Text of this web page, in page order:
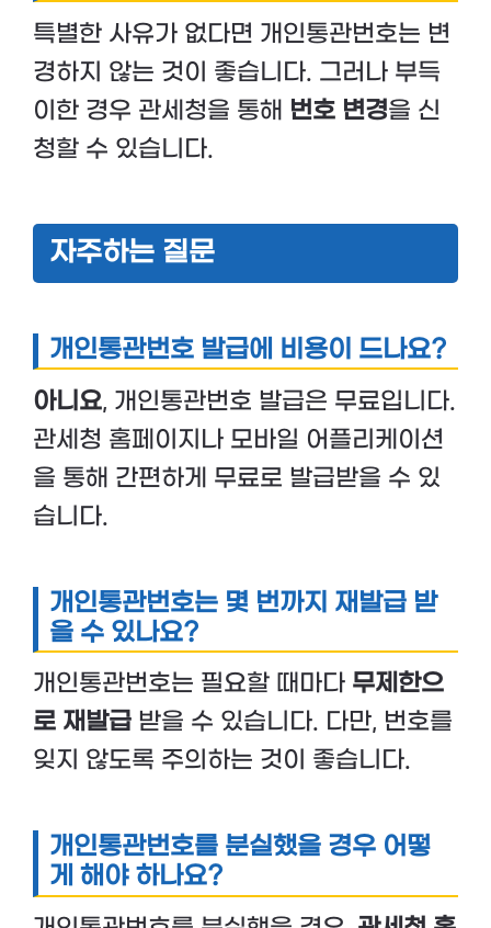
특별한 사유가 없다면 개인통관번호는 변
경하지 않는 것이 좋습니다. 그러나 부득
이한 경우 관세청을 통해 번호 변경을 신
청할 수 있습니다.
자주하는 질문
개인통관번호 발급에 비용이 드나요?
아니요, 개인통관번호 발급은 무료입니다.
관세청 홈페이지나 모바일 어플리케이션
을 통해 간편하게 무료로 발급받을 수 있
습니다.
개인통관번호는 몇 번까지 재발급 받
을 수 있나요?
개인통관번호는 필요할 때마다 무제한으
로 재발급 받을 수 있습니다. 다만, 번호를
잊지 않도록 주의하는 것이 좋습니다.
개인통관번호를 분실했을 경우 어떻
게 해야 하나요?